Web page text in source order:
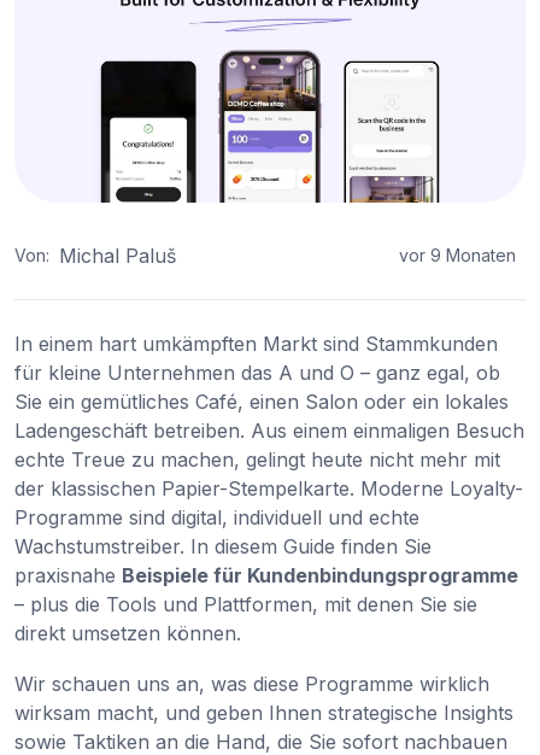
Von: Michal Paluš vor 9 Monaten
In einem hart umkämpften Markt sind Stammkunden
für kleine Unternehmen das A und O – ganz egal, ob
Sie ein gemütliches Café, einen Salon oder ein lokales
Ladengeschäft betreiben. Aus einem einmaligen Besuch
echte Treue zu machen, gelingt heute nicht mehr mit
der klassischen Papier-Stempelkarte. Moderne Loyalty-
Programme sind digital, individuell und echte
Wachstumstreiber. In diesem Guide finden Sie
praxisnahe Beispiele für Kundenbindungsprogramme
– plus die Tools und Plattformen, mit denen Sie sie
direkt umsetzen können.
Wir schauen uns an, was diese Programme wirklich
wirksam macht, und geben Ihnen strategische Insights
sowie Taktiken an die Hand, die Sie sofort nachbauen